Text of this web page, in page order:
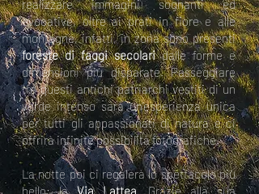
realizzare immagini sognanti ed
evocative, oltre ai prati in fiore e alle
montagne, infatti, in zona sono presenti
foreste di faggi secolaridalle forme e
dimensioni più disparate. Passeggiare
tra questi antichi patriarchi vestiti di un
verde intenso sarà un’esperienza unica
per tutti gli appassionati di natura e ci
offrirà infinite possibilità fotografiche.
La notte poi ci regalerà lo spettacolo più
bello: laVia Lattea. Grazie alla sua